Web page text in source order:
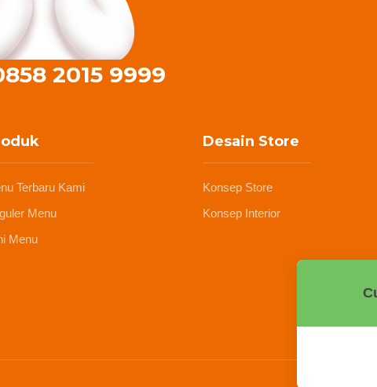
2015 9999
Terbaru Kami
Menu
Menu
Desain Store
Konsep Store
Konsep Interior